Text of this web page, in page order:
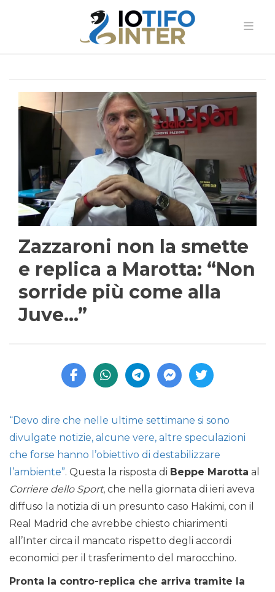
Zazzaroni non la smette
e replica a Marotta: “Non
sorride più come alla
Juve…”
“Devo dire che nelle ultime settimane si sono
divulgate notizie, alcune vere, altre speculazioni
che forse hanno l’obiettivo di destabilizzare
l’ambiente”. Questa la risposta di Beppe Marotta al
Corriere dello Sport, che nella giornata di ieri aveva
diffuso la notizia di un presunto caso Hakimi, con il
Real Madrid che avrebbe chiesto chiarimenti
all’Inter circa il mancato rispetto degli accordi
economici per il trasferimento del marocchino.
Pronta la contro-replica che arriva tramite la